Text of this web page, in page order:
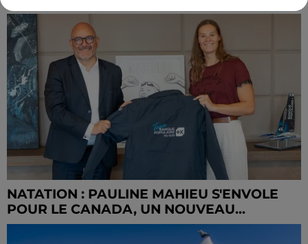
NATATION : PAULINE MAHIEU S'ENVOLE
POUR LE CANADA, UN NOUVEAU...